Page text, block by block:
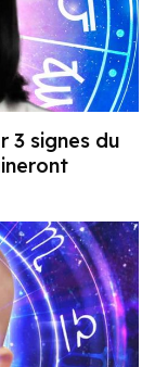
3 signes du